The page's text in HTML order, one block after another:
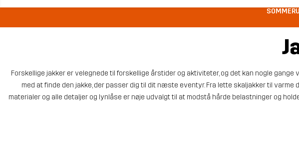
Forskellige jakker er velegnede til forskellige årstider og aktiviteter, og det kan nogle
med at finde den jakke, der passer dig til dit næste eventyr. Fra lette skaljakker til
materialer og alle detaljer og lynlåse er nøje udvalgt til at modstå hårde belastninger og